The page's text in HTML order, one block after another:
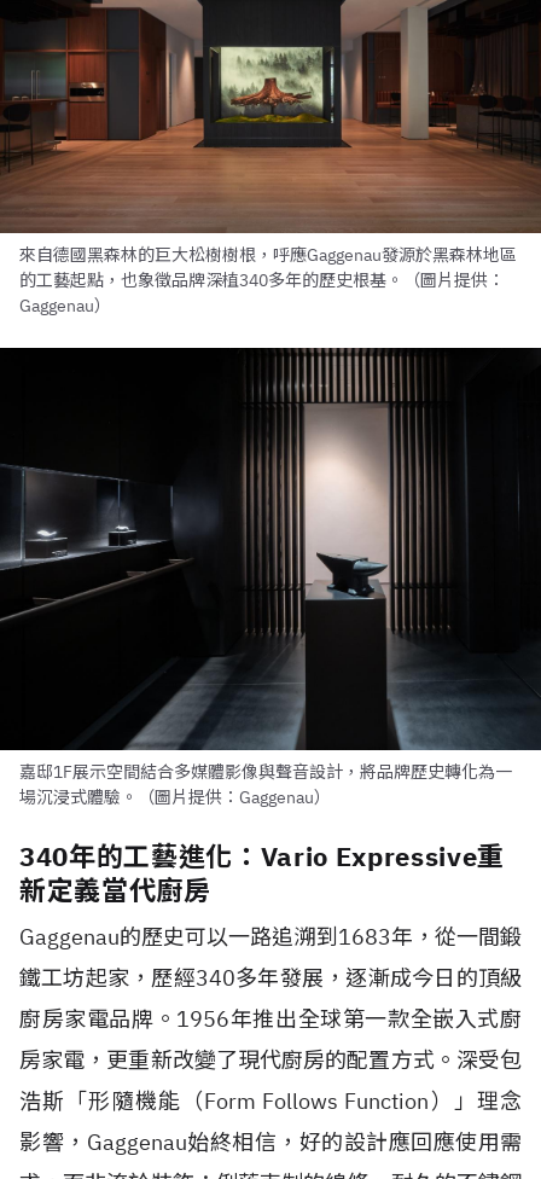
來自德國黑森林的巨大松樹樹根，呼應Gaggenau發源於黑森林地區
的工藝起點，也象徵品牌深植340多年的歷史根基。（圖片提供：
Gaggenau）
嘉邸1F展示空間結合多媒體影像與聲音設計，將品牌歷史轉化為一
場沉浸式體驗。（圖片提供：Gaggenau）
340年的工藝進化：Vario Expressive重
新定義當代廚房
Gaggenau的歷史可以一路追溯到1683年，從一間鍛
鐵工坊起家，歷經340多年發展，逐漸成今日的頂級
廚房家電品牌。1956年推出全球第一款全嵌入式廚
房家電，更重新改變了現代廚房的配置方式。深受包
浩斯「形隨機能（Form Follows Function）」理念
影響，Gaggenau始終相信，好的設計應回應使用需